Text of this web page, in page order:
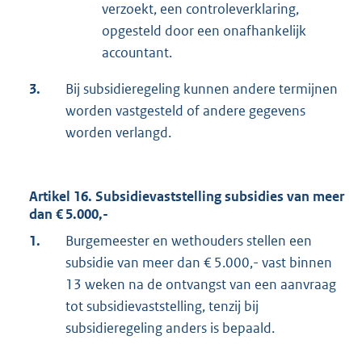
verzoekt, een controleverklaring,
opgesteld door een onafhankelijk
accountant.
3.
Bij subsidieregeling kunnen andere termijnen
worden vastgesteld of andere gegevens
worden verlangd.
Artikel 16. Subsidievaststelling subsidies van meer
dan € 5.000,-
1.
Burgemeester en wethouders stellen een
subsidie van meer dan € 5.000,- vast binnen
13 weken na de ontvangst van een aanvraag
tot subsidievaststelling, tenzij bij
subsidieregeling anders is bepaald.